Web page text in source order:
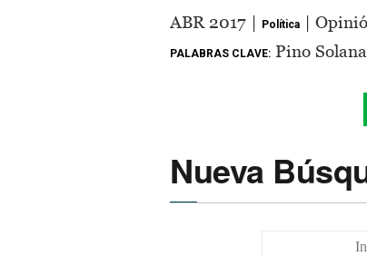
de Perón"
ABR 2017 | Política |
PALABRAS CLAVE: Pino
Nueva